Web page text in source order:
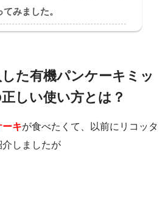
みました。
た有機パンケーキミッ
しい使い方とは？
ーキが食べたくて、以前にリコッタ
しましたが